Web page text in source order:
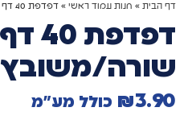
דף הבית » חנות עמוד ראשי » דפדפת 40 דף A4 שורה/משובץ
שורה/משובץ
₪3.90 כולל מע"מ